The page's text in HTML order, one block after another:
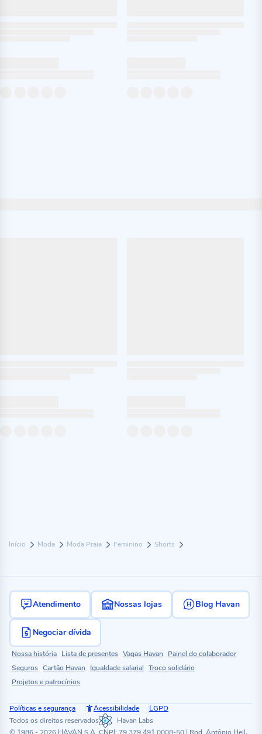
Início Moda Moda Praia Feminino Shorts
Atendimento Nossas lojas Blog Havan
Negociar dívida
Nossa história Lista de presentes Vagas Havan
Painel do colaborador
Seguros Cartão Havan Igualdade salarial Troco solidário
Projetos e patrocínios
Políticas e segurança Acessibilidade
LGPD
Todos os direitos reservados
Havan Labs